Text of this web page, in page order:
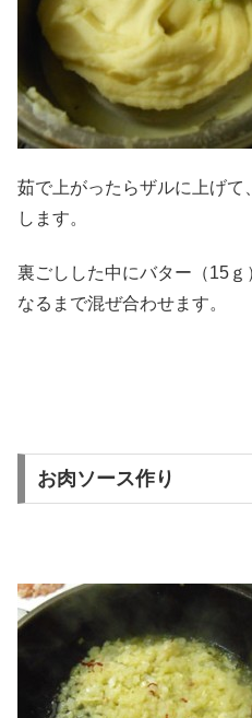
茹で上がったらザルに上げて
します。
裏ごしした中にバター（15
なるまで混ぜ合わせます。
お肉ソース作り